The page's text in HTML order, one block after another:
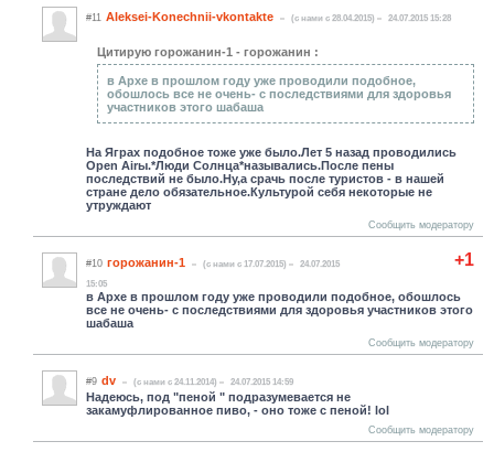
#11 Aleksei-Konechnii-vkontakte (c нами с 28.04.2015) 24.07.2015 15:28
Цитирую горожанин-1 - горожанин :
в Архе в прошлом году уже проводили подобное,
обошлось все не очень- с последствиями для здоровья
участников этого шабаша
На Яграх подобное тоже уже было.Лет 5 назад проводились
Оpen Airы.*Люди Солнца*назывались.После пены
последствий не было.Ну,а срачь после туристов - в нашей
стране дело обязательное.Культурой себя некоторые не
утруждают
Сообщить модератору
+1
#10 горожанин-1 (c нами с 17.07.2015)
24.07.2015
15:05
в Архе в прошлом году уже проводили подобное, обошлось
все не очень- с последствиями для здоровья участников этого
шабаша
Сообщить модератору
#9 dv (c нами с 24.11.2014) 24.07.2015 14:59
Надеюсь, под "пеной " подразумевается не
закамуфлированное пиво, - оно тоже с пеной! lol
Сообщить модератору